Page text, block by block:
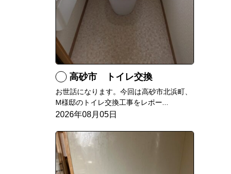
高砂市 トイレ交換
お世話になります。今回は高砂市北浜町、
M様邸のトイレ交換工事をレポー...
2026年08月05日